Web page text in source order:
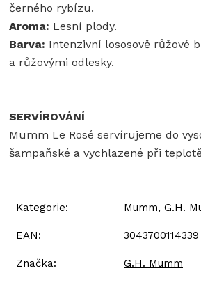
černého rybízu.
Aroma: Lesní plody.
Barva: Intenzivní lososově růžové
a růžovými odlesky.
SERVÍROVÁNÍ
Mumm Le Rosé servírujeme do
šampaňské a vychlazené při
Kategorie: Mumm, G.H.
EAN: 3043700114339
Značka: G.H. Mumm